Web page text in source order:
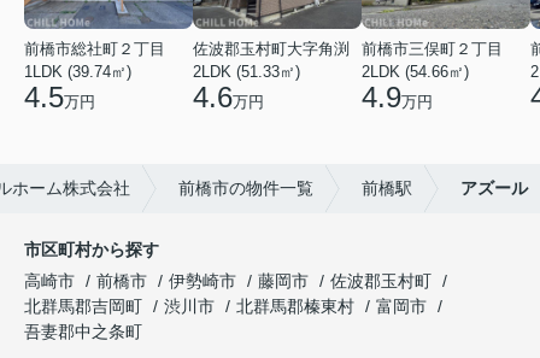
前橋市総社町２丁目
1LDK (39.74㎡)
4.5万円
佐波郡玉村町大字角渕
2LDK (51.33㎡)
4.6万円
前橋市三俣町２丁目
2LDK (54.66㎡)
4.9万円
ホーム株式会社 前橋市の物件一覧 前橋駅 アズール
市区町村から探す
高崎市
前橋市 伊勢崎市 藤岡市
佐波郡玉村町
北群馬郡吉岡町
渋川市 北群馬郡榛東村
富岡市
吾妻郡中之条町